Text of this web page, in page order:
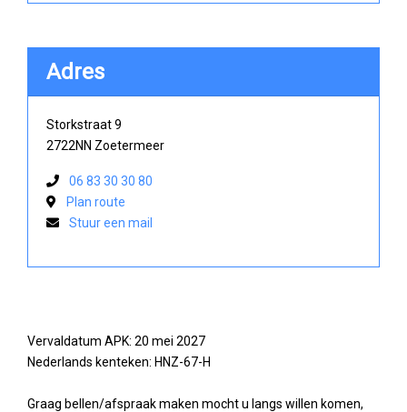
Vervaldatum APK: 20 mei 2027
Nederlands kenteken: HNZ-67-H
Graag bellen/afspraak maken mocht u langs willen komen,
Adres
Storkstraat 9
2722NN Zoetermeer
06 83 30 30 80
Plan route
Stuur een mail